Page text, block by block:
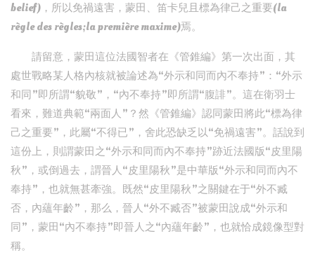
belief)，所以免禍遠害，蒙田、笛卡兒且標為律己之重要(la
règle des règles;la première maxime)焉。
請留意，蒙田這位法國智者在《管錐編》第一次出面，其
處世戰略某人格內核就被論述為“外示和同而內不奉持”：“外示
和同”即所謂“貌敬”，“內不奉持”即所謂“腹誹”。這在衛羽士
看來，難道典範“兩面人”？然《管錐編》認同蒙田將此“標為律
己之重要”，此屬“不得已”，舍此恐缺乏以“免禍遠害”。話說到
這份上，則謂蒙田之“外示和同而內不奉持”跡近法國版“皮里陽
秋”，或倒過去，謂晉人“皮里陽秋”是中華版“外示和同而內不
奉持”，也就無甚牽強。既然“皮里陽秋”之關鍵在于“外不臧
否，內蘊年齡”，那么，晉人“外不臧否”被蒙田說成“外示和
同”，蒙田“內不奉持”即晉人之“內蘊年齡”，也就恰成鏡像型對
稱。